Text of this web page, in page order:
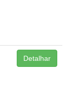
Detalhar